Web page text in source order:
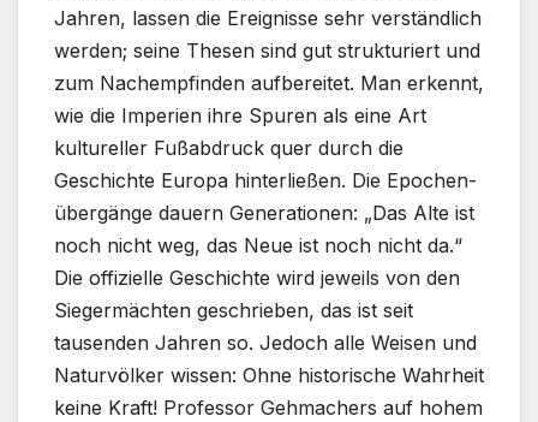
Jahren, lassen die Ereignisse sehr verständlich
werden; seine Thesen sind gut strukturiert und
zum Nach­empfinden aufbereitet. Man erkennt,
wie die Imperien ihre Spuren als eine Art
kultureller Fußabdruck quer durch die
Geschichte Europa hinterließen. Die Epochen­
übergänge dauern Generationen: „Das Alte ist
noch nicht weg, das Neue ist noch nicht da.“
Die offizielle Geschichte wird jeweils von den
Sieger­mächten geschrieben, das ist seit
tausenden Jahren so. Jedoch alle Weisen und
Naturvölker wissen: Ohne historische Wahrheit
keine Kraft! Professor Gehmachers auf hohem